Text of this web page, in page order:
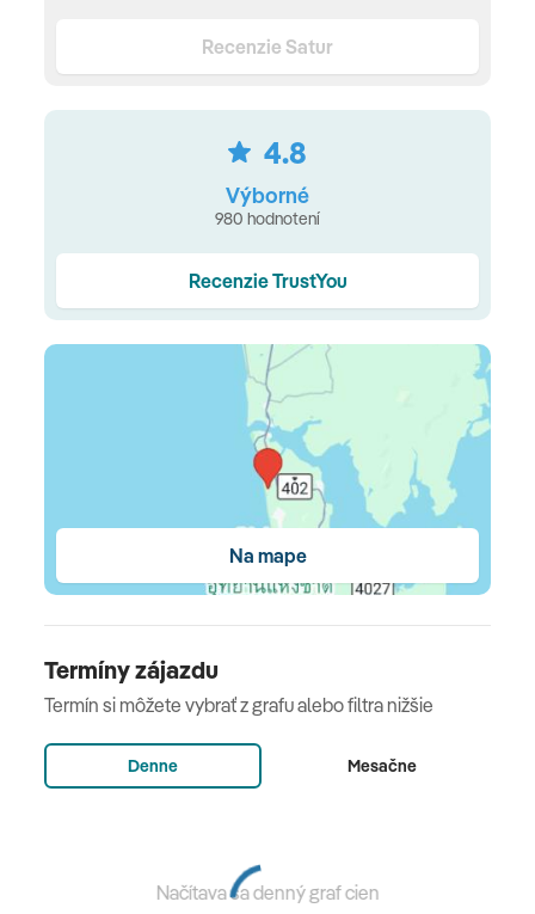
Check-in: od 15:00 hod
Check out : do 12:00 hod
Bankomat na mieste
Záhrada, slnečná terasa
Vonkajší bazén: ležadlá: bez poplatku
Detský bazén: tobogán
WiFi, v celom hoteli zdarma
Služby práčovne: za poplatok
Spôsoby platby: TUI Card / VISA, MasterCard,
American Express, Diners
Domáce zvieratá nie sú povolené
Počet budov: 7, Počet poschodí: 4, Počet izieb: 180
Recenzie Satur
4.8
Výborné
980 hodnotení
Recenzie TrustYou
Na mape
Termíny zájazdu
Termín si môžete vybrať z grafu alebo filtra nižšie
Denne Mesačne
Načítava sa denný graf cien